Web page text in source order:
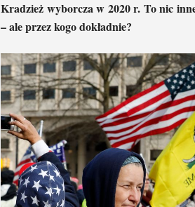
Kradzież wyborcza w 2020 r. To nic
– ale przez kogo dokładnie?